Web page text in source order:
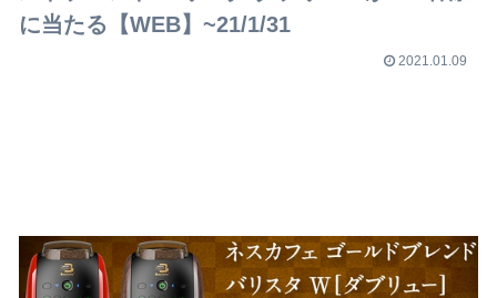
に当たる【WEB】~21/1/31
2021.01.09